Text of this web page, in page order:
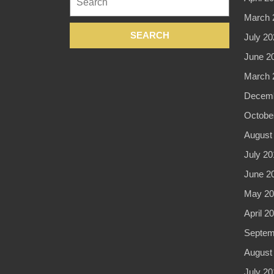
for:
March
July
June
March
August
July
June
May
April
August